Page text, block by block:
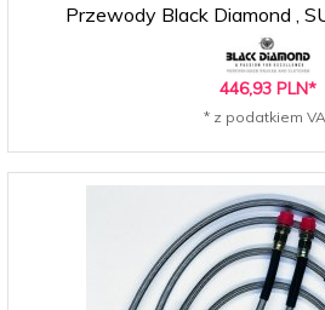
Przewody Black Diamond ,
446,93 PLN*
* z podatkiem